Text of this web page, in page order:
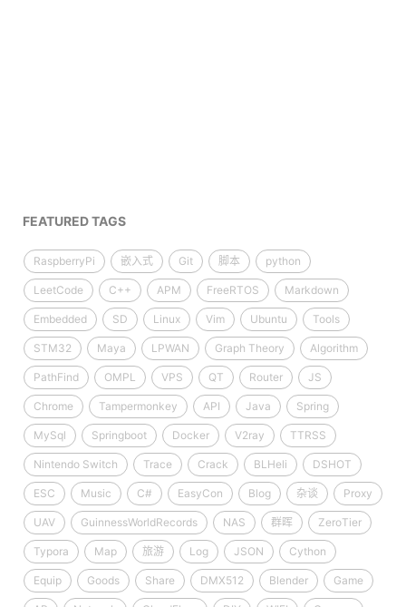
FEATURED TAGS
RaspberryPi 嵌入式 Git 脚本 python
LeetCode C++ APM FreeRTOS Markdown
Embedded SD Linux Vim Ubuntu Tools
STM32 Maya LPWAN Graph Theory Algorithm
PathFind OMPL VPS QT Router JS
Chrome Tampermonkey API Java Spring
MySql Springboot Docker V2ray TTRSS
Nintendo Switch Trace Crack BLHeli DSHOT
ESC Music C# EasyCon Blog 杂谈 Proxy
UAV GuinnessWorldRecords NAS 群晖 ZeroTier
Typora Map 旅游 Log JSON Cython
Equip Goods Share DMX512 Blender Game